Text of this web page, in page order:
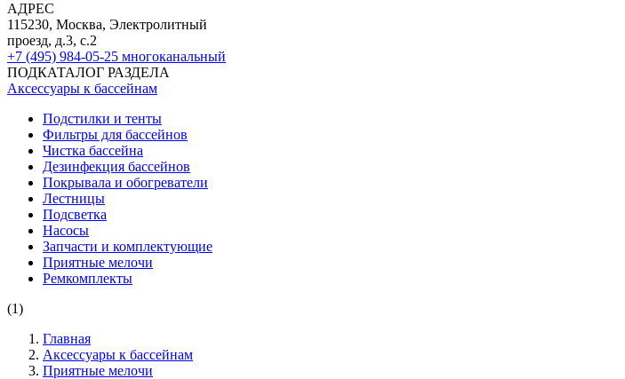
АДРЕС
115230, Москва, Электролитный
проезд, д.3, с.2
+7 (495) 984-05-25 многоканальный
ПОДКАТАЛОГ РАЗДЕЛА
Аксессуары к бассейнам
Подстилки и тенты
Фильтры для бассейнов
Чистка бассейна
Дезинфекция бассейнов
Покрывала и обогреватели
Лестницы
Подсветка
Насосы
Запчасти и комплектующие
Приятные мелочи
Ремкомплекты
(1)
Главная
Аксессуары к бассейнам
Приятные мелочи